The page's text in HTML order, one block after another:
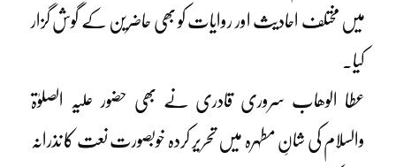
میں مختلف احادیث اور روایات کو بھی حاضرین کے گوش گزار
کیا۔
عطا الوھاب سروری قادری نے بھی حضور علیہ الصلوٰۃ
والسلام کی شانِ مطہرہ میں تحریر کردہ خوبصورت نعت کا نذرانہ